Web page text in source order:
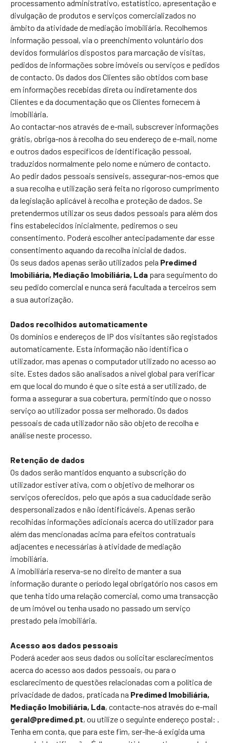
processamento administrativo, estatístico, apresentação e
divulgação de produtos e serviços comercializados no
âmbito da atividade de mediação imobiliária. Recolhemos
informação pessoal, via o preenchimento voluntário dos
devidos formulários dispostos para marcação de visitas,
pedidos de informações sobre imóveis ou serviços e pedidos
de contacto. Os dados dos Clientes são obtidos com base
em informações recebidas direta ou indiretamente dos
Clientes e da documentação que os Clientes fornecem à
imobiliária.
Ao contactar-nos através de e-mail, subscrever informações
grátis, obriga-nos à recolha do seu endereço de e-mail, nome
e outros dados específicos de identificação pessoal,
traduzidos normalmente pelo nome e número de contacto.
Ao pedir dados pessoais sensíveis, assegurar-nos-emos que
a sua recolha e utilização será feita no rigoroso cumprimento
da legislação aplicável à recolha e proteção de dados. Se
pretendermos utilizar os seus dados pessoais para além dos
fins estabelecidos inicialmente, pediremos o seu
consentimento. Poderá escolher antecipadamente dar esse
consentimento aquando da recolha inicial de dados.
Os seus dados apenas serão utilizados pela Predimed
Imobiliária, Mediação Imobiliária, Lda para seguimento do
seu pedido comercial e nunca será facultada a terceiros sem
a sua autorização.
Dados recolhidos automaticamente
Os domínios e endereços de IP dos visitantes são registados
automaticamente. Esta informação não identifica o
utilizador, mas apenas o computador utilizado no acesso ao
site. Estes dados são analisados a nível global para verificar
em que local do mundo é que o site está a ser utilizado, de
forma a assegurar a sua cobertura, permitindo que o nosso
serviço ao utilizador possa ser melhorado. Os dados
pessoais de cada utilizador não são objeto de recolha e
análise neste processo.
Retenção de dados
Os dados serão mantidos enquanto a subscrição do
utilizador estiver ativa, com o objetivo de melhorar os
serviços oferecidos, pelo que após a sua caducidade serão
despersonalizados e não identificáveis. Apenas serão
recolhidas informações adicionais acerca do utilizador para
além das mencionadas acima para efeitos contratuais
adjacentes e necessárias à atividade de mediação
imobiliária.
A imobiliária reserva-se no direito de manter a sua
informação durante o período legal obrigatório nos casos em
que tenha tido uma relação comercial, como uma transacção
de um imóvel ou tenha usado no passado um serviço
prestado pela imobiliária.
Acesso aos dados pessoais
Poderá aceder aos seus dados ou solicitar esclarecimentos
acerca do acesso aos dados pessoais, ou para o
esclarecimento de questões relacionadas com a política de
privacidade de dados, praticada na Predimed Imobiliária,
Mediação Imobiliária, Lda, contacte-nos através do e-mail
geral@predimed.pt, ou utilize o seguinte endereço postal: .
Tenha em conta, que para este fim, ser-lhe-á exigida uma